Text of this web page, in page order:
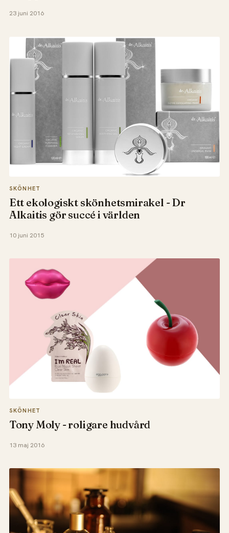
23 juni 2016
SKÖNHET
Ett ekologiskt skönhetsmirakel - Dr
Alkaitis gör succé i världen
10 juni 2015
SKÖNHET
Tony Moly - roligare hudvård
13 maj 2016